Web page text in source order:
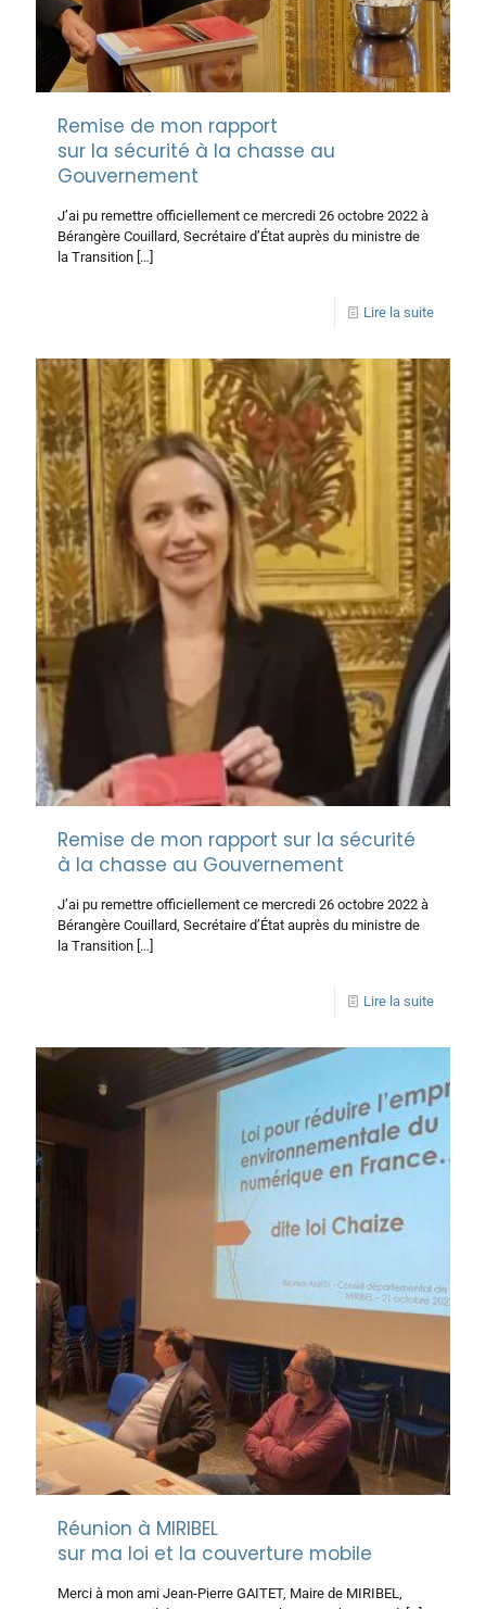
Remise de mon rapport
sur la sécurité à la chasse au
Gouvernement
J’ai pu remettre officiellement ce mercredi 26 octobre 2022 à
Bérangère Couillard, Secrétaire d’État auprès du ministre de
la Transition […]
Lire la suite
Remise de mon rapport sur la sécurité
à la chasse au Gouvernement
J’ai pu remettre officiellement ce mercredi 26 octobre 2022 à
Bérangère Couillard, Secrétaire d’État auprès du ministre de
la Transition […]
Lire la suite
Réunion à MIRIBEL
sur ma loi et la couverture mobile
Merci à mon ami Jean-Pierre GAITET, Maire de MIRIBEL,